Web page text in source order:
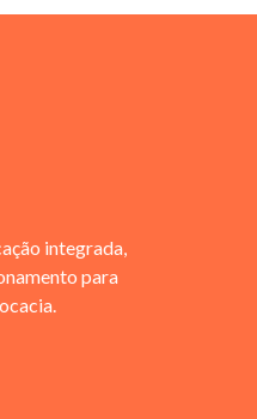
integrada,
para